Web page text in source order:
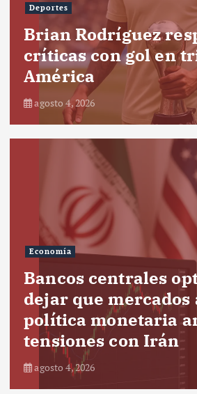
Deportes
Brian Rodríguez
críticas con gol en
América
agosto 4, 2026
Economía
Bancos centrales
dejar que mercados
política monetaria
tensiones con Irán
agosto 4, 2026